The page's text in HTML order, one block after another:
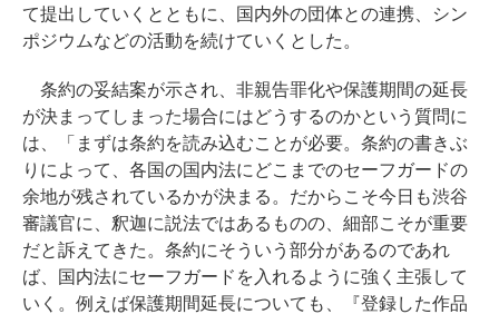
て提出していくとともに、国内外の団体との連携、シン
ポジウムなどの活動を続けていくとした。
条約の妥結案が示され、非親告罪化や保護期間の延長
が決まってしまった場合にはどうするのかという質問に
は、「まずは条約を読み込むことが必要。条約の書きぶ
りによって、各国の国内法にどこまでのセーフガードの
余地が残されているかが決まる。だからこそ今日も渋谷
審議官に、釈迦に説法ではあるものの、細部こそが重要
だと訴えてきた。条約にそういう部分があるのであれ
ば、国内法にセーフガードを入れるように強く主張して
いく。例えば保護期間延長についても、『登録した作品